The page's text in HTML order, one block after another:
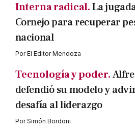
Interna radical.La
Cornejo para recuperar
nacional
PorEl Editor Mendoza
Tecnología y poder.
defendió su modelo y
desafía al liderazgo
PorSimón Bordoni